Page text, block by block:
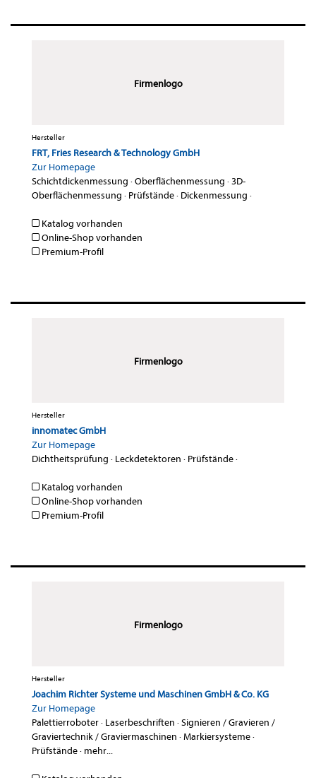
Firmenlogo
Hersteller
FRT, Fries Research & Technology GmbH
Zur Homepage
Schichtdickenmessung ·Oberflächenmessung ·3D-
Oberflächenmessung · Prüfstände· Dickenmessung ·
Katalog vorhanden
Online-Shop vorhanden
Premium-Profil
Firmenlogo
Hersteller
innomatec GmbH
Zur Homepage
Dichtheitsprüfung · Leckdetektoren · Prüfstände·
Katalog vorhanden
Online-Shop vorhanden
Premium-Profil
Firmenlogo
Hersteller
Joachim Richter Systeme und Maschinen GmbH & Co. KG
Zur Homepage
Palettierroboter· Laserbeschriften ·Signieren / Gravieren /
Graviertechnik / Graviermaschinen ·Markiersysteme·
Prüfstände· mehr...